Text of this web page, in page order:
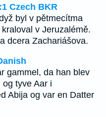
Czech BKR
byl v pětmecítma
v Jeruzalémě.
dcera Zachariášova.
gammel, da han blev
tyve Aar i
Abija og var en Datter